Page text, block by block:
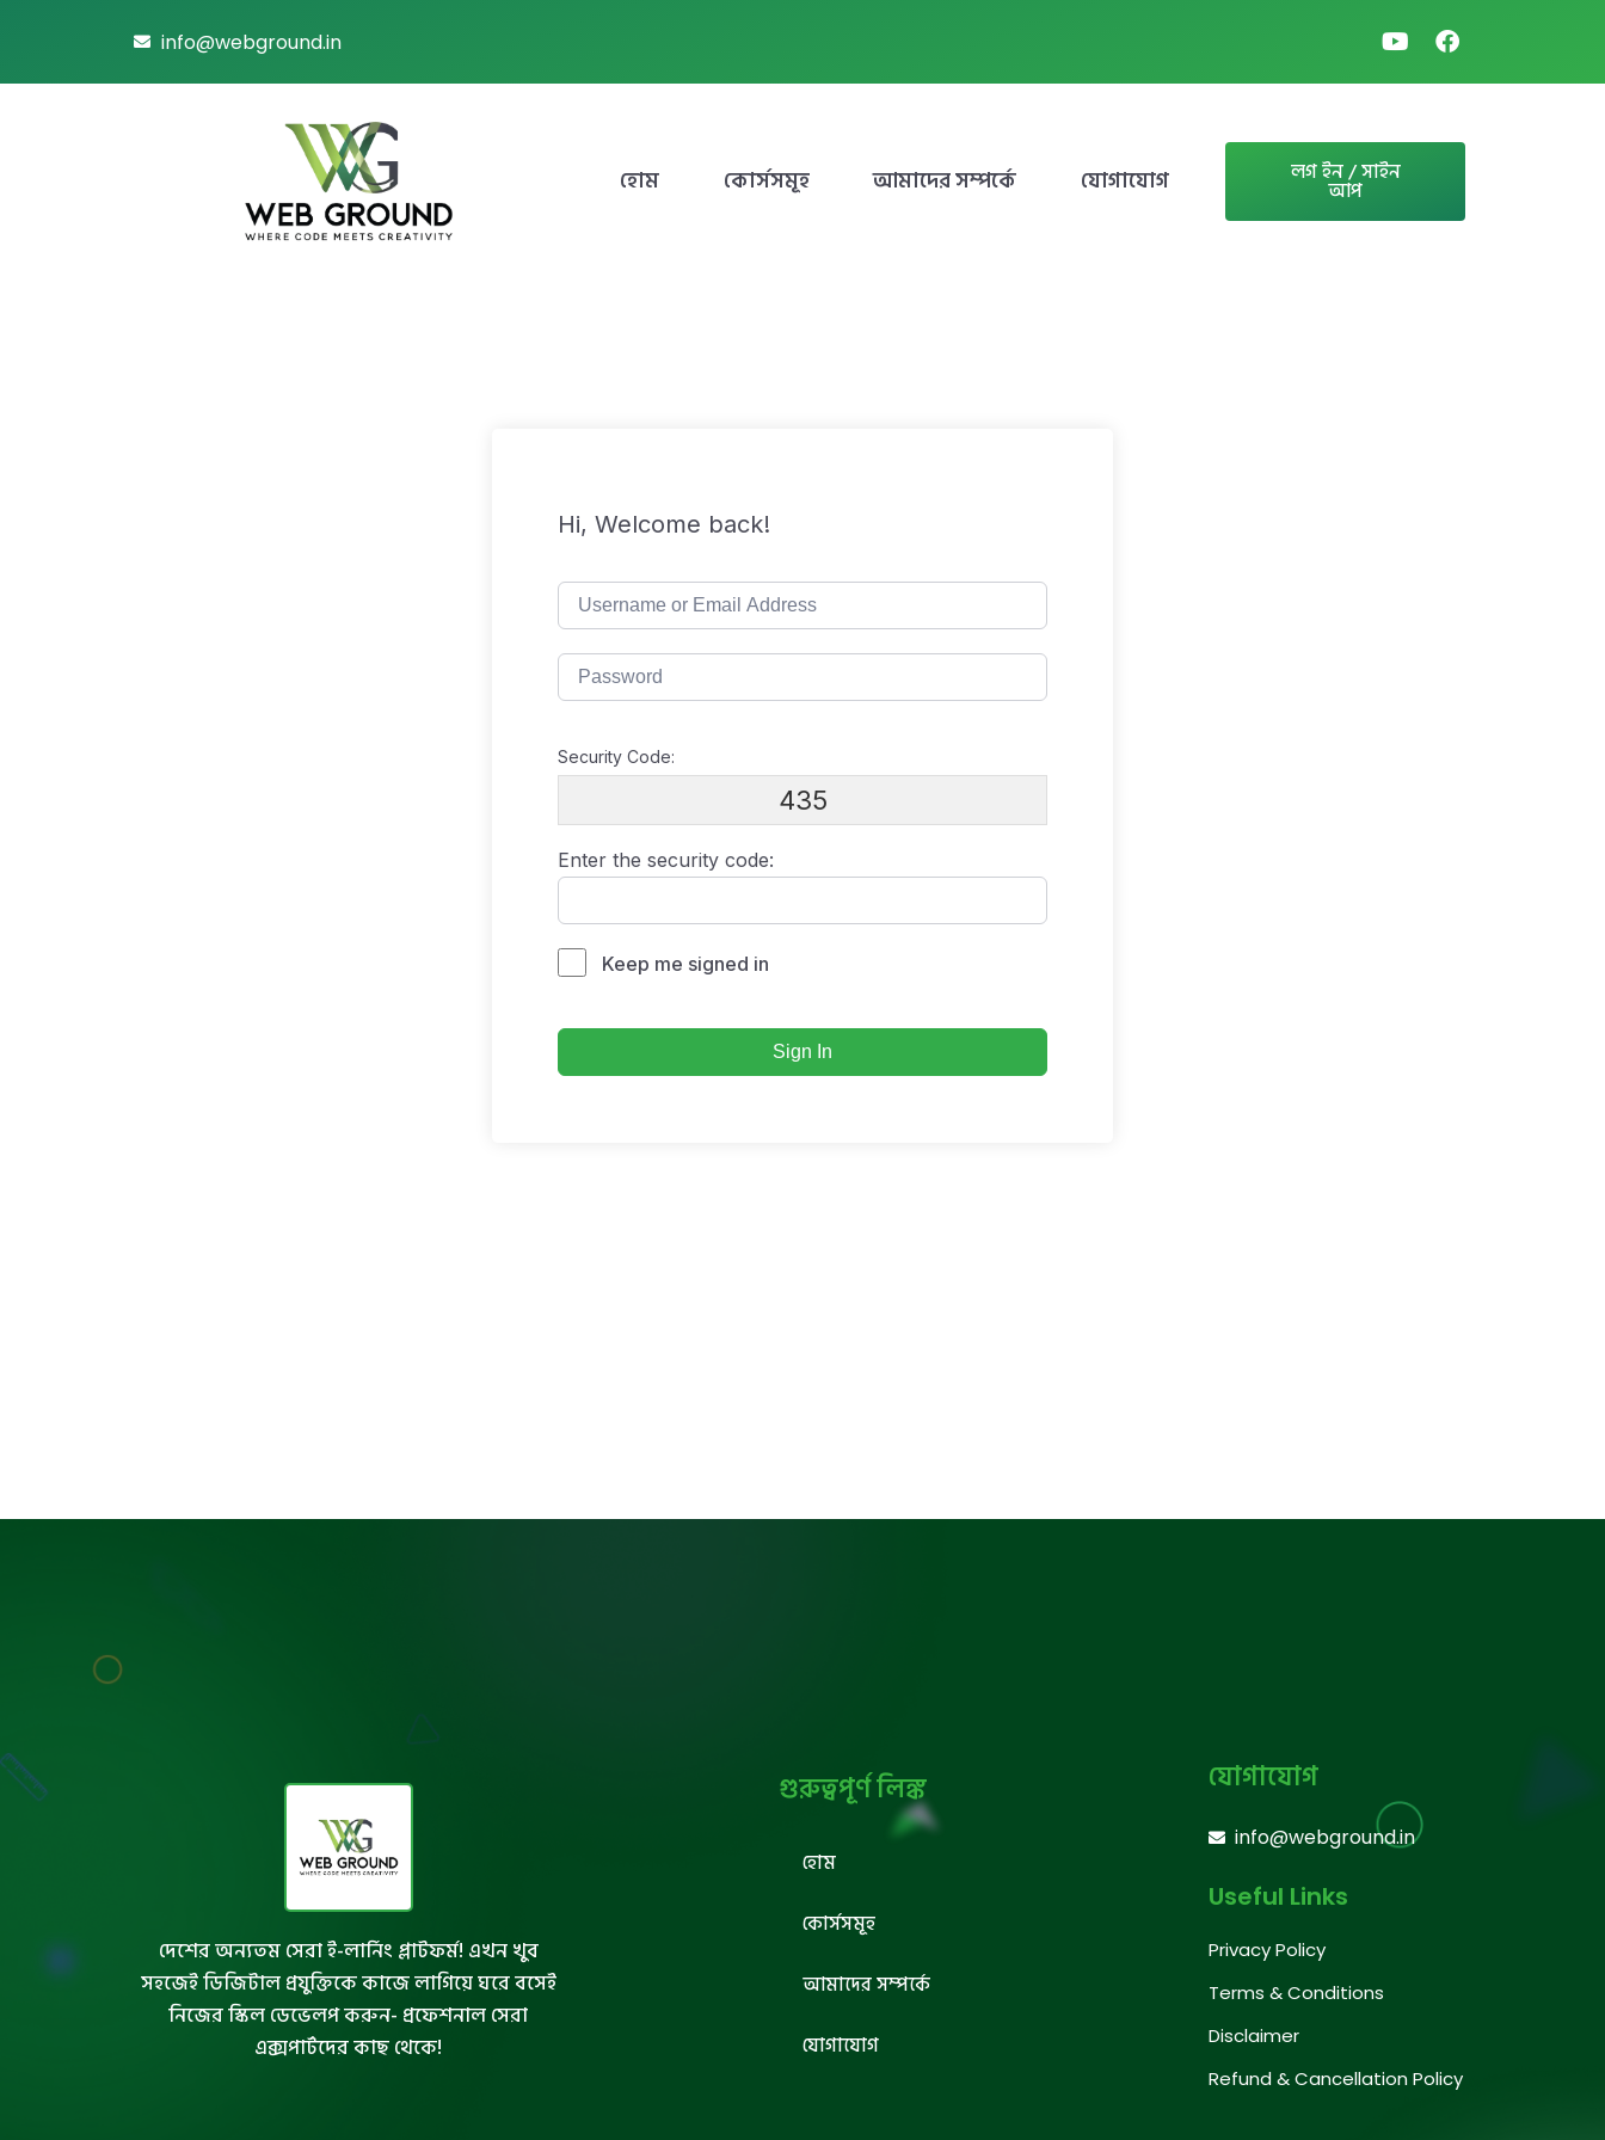
info@webground.in
হোম কোর্সসমূহ আমাদের সম্পর্কে যোগাযোগ লগ ইন / সাইন
আপ
Hi, Welcome back!
Security Code:
435
Enter the security code:
Keep me signed in
Sign In
দেশের অন্যতম সেরা ই-লার্নিং প্লাটফর্ম! এখন খুব
সহজেই ডিজিটাল প্রযুক্তিকে কাজে লাগিয়ে ঘরে বসেই
নিজের স্কিল ডেভেলপ করুন- প্রফেশনাল সেরা
এক্সপার্টদের কাছ থেকে!
গুরুত্বপূর্ণ লিঙ্ক
হোম
কোর্সসমূহ
আমাদের সম্পর্কে
যোগাযোগ
যোগাযোগ
info@webground.in
Useful Links
Privacy Policy
Terms & Conditions
Disclaimer
Refund & Cancellation Policy